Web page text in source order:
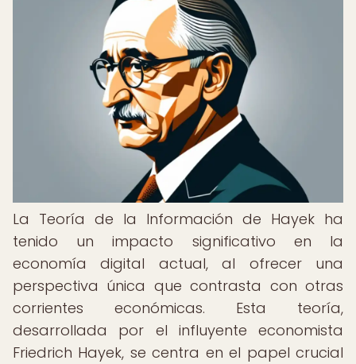
La Teoría de la Información de Hayek ha
tenido un impacto significativo en la
economía digital actual, al ofrecer una
perspectiva única que contrasta con otras
corrientes económicas. Esta teoría,
desarrollada por el influyente economista
Friedrich Hayek, se centra en el papel crucial